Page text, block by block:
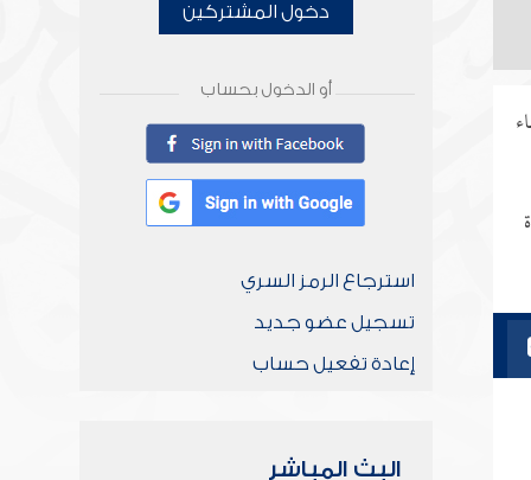
دخول المشتركين
أو الدخول بحساب
استرجاع الرمز السري
تسجيل عضو جديد
إعادة تفعيل حساب
البث المباشر